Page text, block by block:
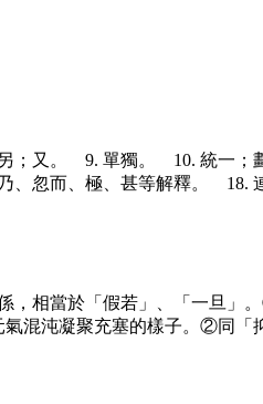
；又。 9. 單獨。 10. 統一；
、忽而、極、甚等解釋。 18.
，相當於「假若」、「一旦
混沌凝聚充塞的樣子。②同「